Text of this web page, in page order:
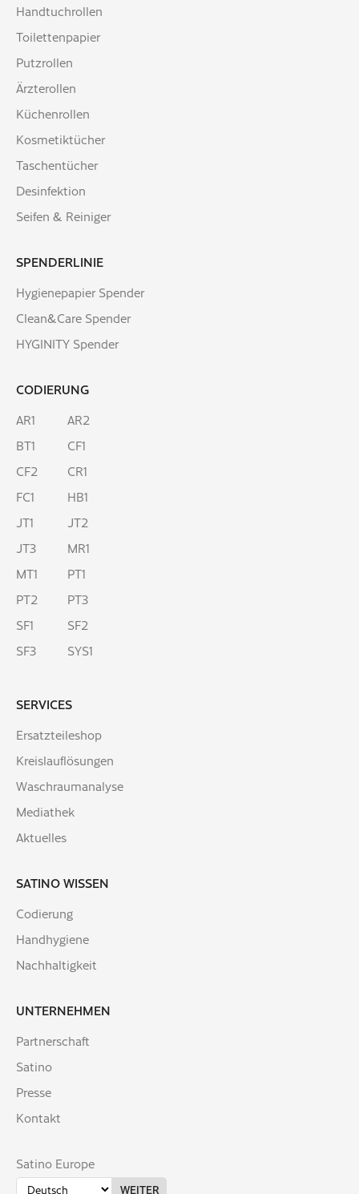
Handtuchrollen
Toilettenpapier
Putzrollen
Ärzterollen
Küchenrollen
Kosmetiktücher
Taschentücher
Desinfektion
Seifen & Reiniger
SPENDERLINIE
Hygienepapier Spender
Clean&Care Spender
HYGINITY Spender
CODIERUNG
AR1
AR2
BT1
CF1
CF2
CR1
FC1
HB1
JT1
JT2
JT3
MR1
MT1
PT1
PT2
PT3
SF1
SF2
SF3
SYS1
SERVICES
Ersatzteileshop
Kreislauflösungen
Waschraumanalyse
Mediathek
Aktuelles
SATINO WISSEN
Codierung
Handhygiene
Nachhaltigkeit
UNTERNEHMEN
Partnerschaft
Satino
Presse
Kontakt
Satino Europe